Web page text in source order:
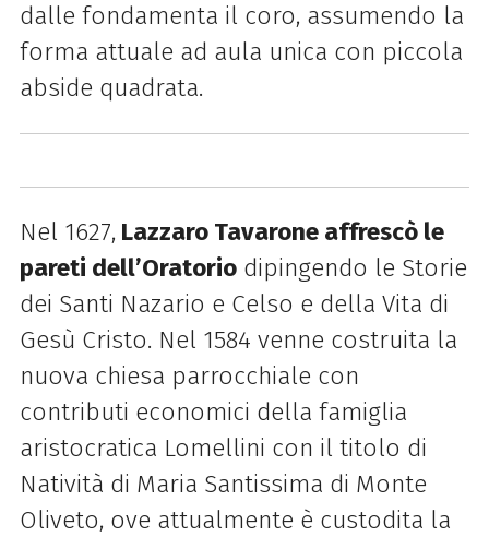
dalle fondamenta il coro, assumendo la
forma attuale ad aula unica con piccola
abside quadrata.
Nel 1627, Lazzaro Tavarone affrescò le
pareti dell’Oratoriodipingendo le Storie
dei Santi Nazario e Celso e della Vita di
Gesù Cristo. Nel 1584 venne costruita la
nuova chiesa parrocchiale con
contributi economici della famiglia
aristocratica Lomellini con il titolo di
Natività di Maria Santissima di Monte
Oliveto, ove attualmente è custodita la